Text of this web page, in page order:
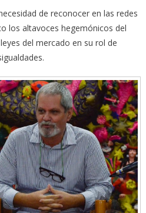
de reconocer en las redes
los altavoces hegemónicos del
del mercado en su rol de